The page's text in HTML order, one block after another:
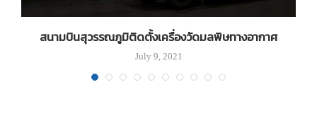
สนามบินสุวรรณภูมิติดตั้งเครื่องวัดมลพิษทางอากาศ
July 9, 2021